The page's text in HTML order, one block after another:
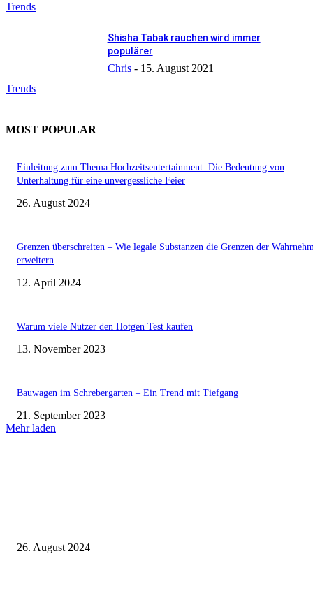
Trends
Trends
Shisha Tabak rauchen wird immer
populärer
Chris - 15. August 2021
MOST POPULAR
Einleitung zum Thema Hochzeitsentertainment: Die Bedeutung von
Unterhaltung für eine unvergessliche Feier
26. August 2024
Grenzen überschreiten – Wie legale Substanzen die Grenzen der
erweitern
12. April 2024
Warum viele Nutzer den Hotgen Test kaufen
13. November 2023
Bauwagen im Schrebergarten – Ein Trend mit Tiefgang
21. September 2023
Mehr laden
26. August 2024